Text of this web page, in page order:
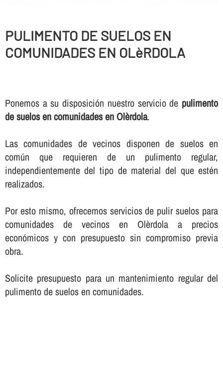
PULIMENTO DE SUELOS EN
COMUNIDADES EN OLèRDOLA
Ponemos a su disposición nuestro servicio de pulimento
de suelos en comunidades en Olèrdola.
Las comunidades de vecinos disponen de suelos en
común que requieren de un pulimento regular,
independientemente del tipo de material del que estén
realizados.
Por esto mismo, ofrecemos servicios de pulir suelos para
comunidades de vecinos en Olèrdola a precios
económicos y con presupuesto sin compromiso previa
obra.
Solicite presupuesto para un mantenimiento regular del
pulimento de suelos en comunidades.